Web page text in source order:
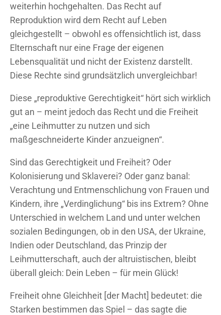
weiterhin hochgehalten. Das Recht auf
Reproduktion wird dem Recht auf Leben
gleichgestellt – obwohl es offensichtlich ist, dass
Elternschaft nur eine Frage der eigenen
Lebensqualität und nicht der Existenz darstellt.
Diese Rechte sind grundsätzlich unvergleichbar!
Diese „reproduktive Gerechtigkeit“ hört sich wirklich
gut an – meint jedoch das Recht und die Freiheit
„eine Leihmutter zu nutzen und sich
maßgeschneiderte Kinder anzueignen“.
Sind das Gerechtigkeit und Freiheit? Oder
Kolonisierung und Sklaverei? Oder ganz banal:
Verachtung und Entmenschlichung von Frauen und
Kindern, ihre „Verdinglichung“ bis ins Extrem? Ohne
Unterschied in welchem Land und unter welchen
sozialen Bedingungen, ob in den USA, der Ukraine,
Indien oder Deutschland, das Prinzip der
Leihmutterschaft, auch der altruistischen, bleibt
überall gleich: Dein Leben – für mein Glück!
Freiheit ohne Gleichheit [der Macht] bedeutet: die
Starken bestimmen das Spiel – das sagte die